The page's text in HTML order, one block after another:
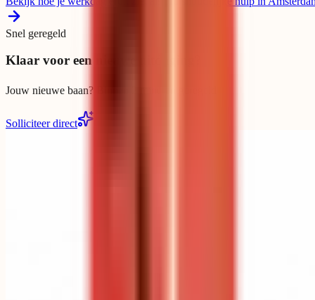
Snel geregeld
Klaar voor een nieuwe uitdaging?
Jouw nieuwe baan? Binnen 2 minuten geregeld
Solliciteer direct